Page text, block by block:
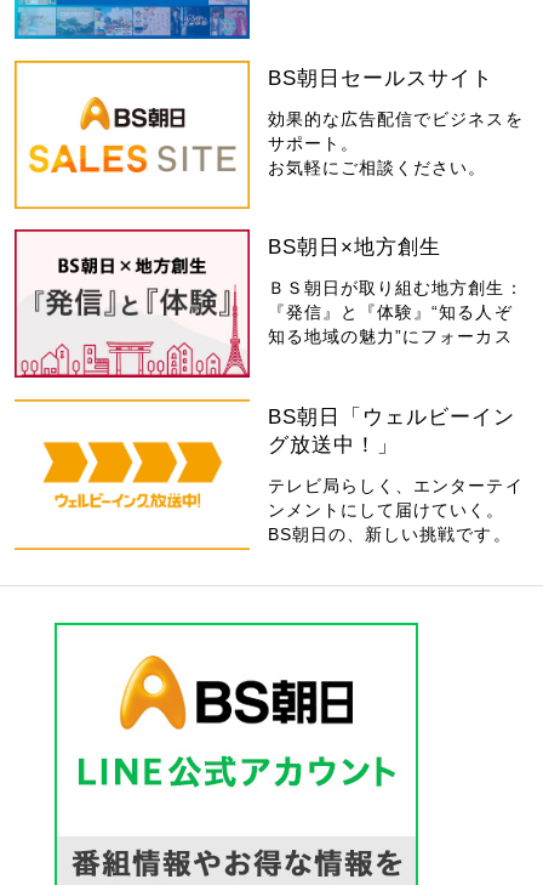
BS朝日セールスサイト
効果的な広告配信でビジネスを
サポート。
お気軽にご相談ください。
BS朝日×地方創生
ＢＳ朝日が取り組む地方創生：
『発信』と『体験』“知る人ぞ
知る地域の魅力”にフォーカス
BS朝日「ウェルビーイン
グ放送中！」
テレビ局らしく、エンターテイ
ンメントにして届けていく。
BS朝日の、新しい挑戦です。